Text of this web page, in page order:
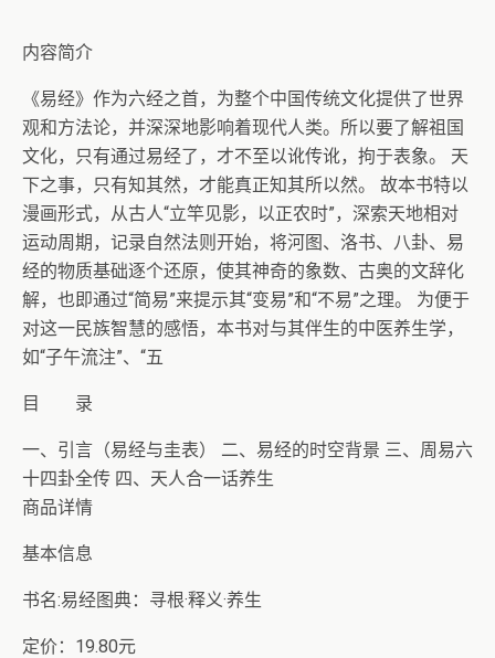
内容简介
《易经》作为六经之首，为整个中国传统文化提供了世界
观和方法论，并深深地影响着现代人类。所以要了解祖国
文化，只有通过易经了，才不至以讹传讹，拘于表象。 天
下之事，只有知其然，才能真正知其所以然。 故本书特以
漫画形式，从古人“立竿见影，以正农时”，深索天地相对
运动周期，记录自然法则开始，将河图、洛书、八卦、易
经的物质基础逐个还原，使其神奇的象数、古奥的文辞化
解，也即通过“简易”来提示其“变易”和“不易”之理。 为便于
对这一民族智慧的感悟，本书对与其伴生的中医养生学，
如“子午流注”、“五
目 录
一、引言（易经与圭表） 二、易经的时空背景 三、周易六
十四卦全传 四、天人合一话养生
商品详情
基本信息
书名:易经图典：寻根·释义·养生
定价：19.80元